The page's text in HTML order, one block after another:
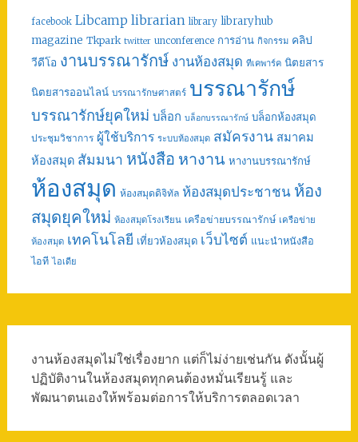
facebook Libcamp librarian library libraryhub
magazine Tkpark twitter unconference การอ่าน กิจกรรม คลิป
วีดีโอ งานบรรณารักษ์ งานห้องสมุด ทีเคพาร์ค นิตยสาร
นิตยสารออนไลน์ บรรณารักษศาสตร์ บรรณารักษ์
บรรณารักษ์ยุคใหม่ บล็อก บล็อกบรรณารักษ์ บล็อกห้องสมุด
ประชุมวิชาการ ผู้ใช้บริการ ระบบห้องสมุด สมัครงาน สมาคม
ห้องสมุด สัมมนา หนังสือ หางาน หางานบรรณารักษ์
ห้องสมุด ห้องสมุดดิจิทัล ห้องสมุดประชาชน ห้อง
สมุดยุคใหม่ ห้องสมุดโรงเรียน เครือข่ายบรรณารักษ์ เครือข่าย
ห้องสมุด เทคโนโลยี เที่ยวห้องสมุด เว็บไซต์ แนะนำหนังสือ
ไอที ไอเดีย
งานห้องสมุดไม่ใช่เรื่องยาก แต่ก็ไม่ง่ายเช่นกัน ดังนั้นผู้
ปฏิบัติงานในห้องสมุดทุกคนต้องหมั่นเรียนรู้ และ
พัฒนาตนเองให้พร้อมต่อการให้บริการตลอดเวลา